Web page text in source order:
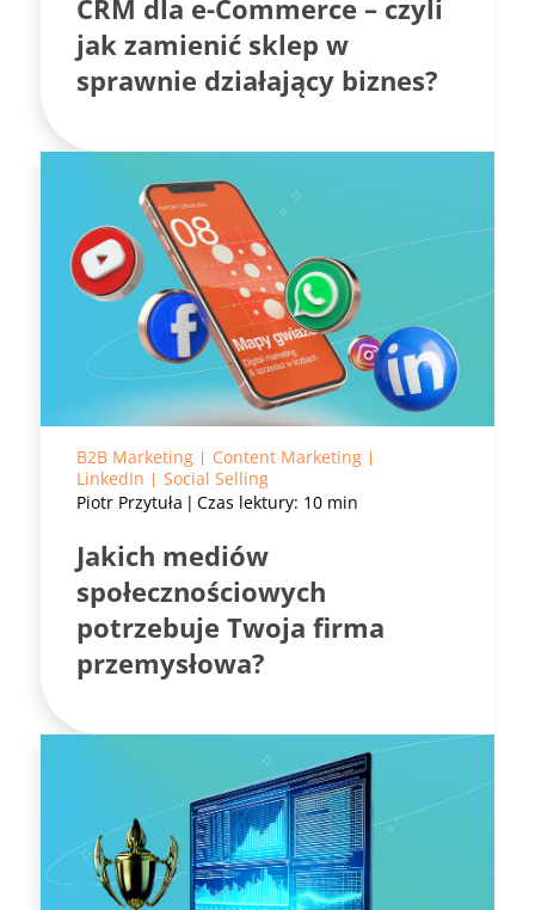
CRM dla e-Commerce – czyli
jak zamienić sklep w
sprawnie działający biznes?
B2B Marketing
Content Marketing
LinkedIn
Social Selling
Piotr Przytuła
Czas lektury: 10 min
Jakich mediów
społecznościowych
potrzebuje Twoja firma
przemysłowa?